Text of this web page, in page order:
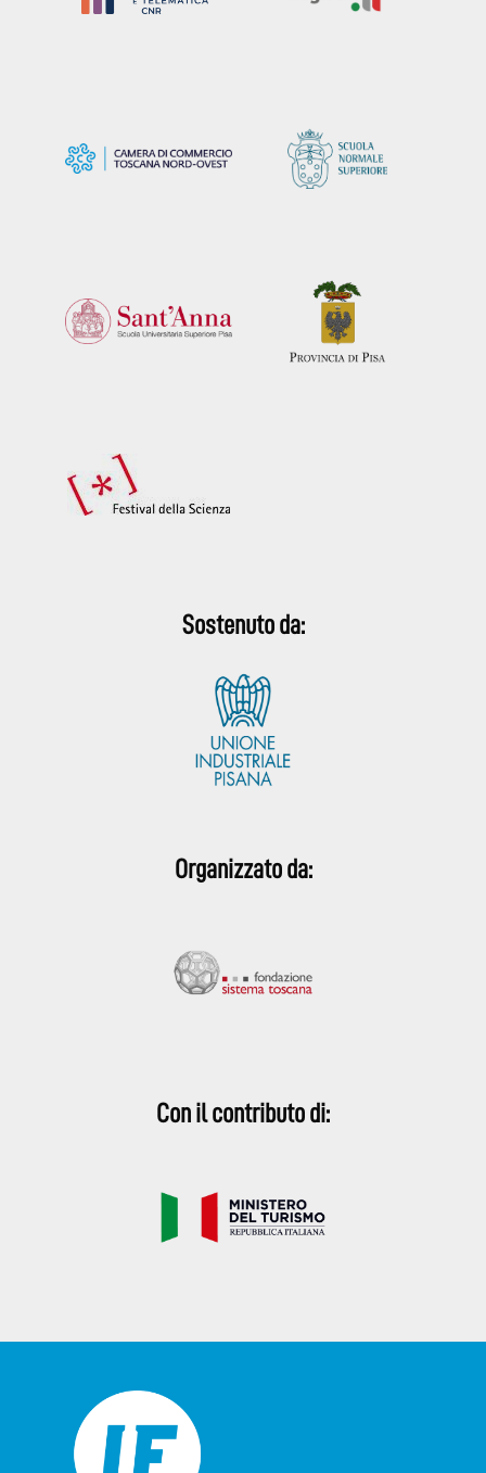
Sostenuto da:
Organizzato da:
Con il contributo di: